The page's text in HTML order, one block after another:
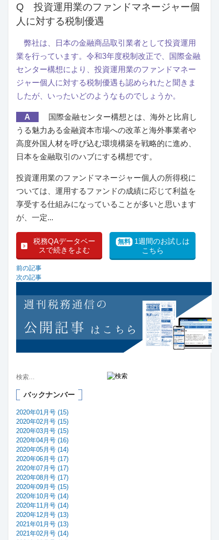
Q 投資運用業のファンドマネージャー個
人に対する税制優遇
弊社は、日本の金融商品取引業者として投資運用
業を行っています。令和3年度税制改正で、国際金融
センター構想により、投資運用業のファンドマネー
ジャー個人に対する税制優遇も認められたと聞きま
したが、いったいどのようなものでしょうか。
A
国際金融センター構想とは、海外と比肩し
うる魅力ある金融資本市場への改革と海外事業者や
高度外国人材を呼び込む環境構築を戦略的に進め、
日本を金融取引のハブにする構想です。
投資運用業のファンドマネージャー個人の所得税に
ついては、運用するファンドの成績に応じて利益を
享受する仕組みになっていることが多いと思います
が、一定...
税務QAデータベー
スで続きをよむ
無料 1週間のお試しは
こちら
前の記事
次の記事
バックナンバー
2020年01月号 (15)
2020年02月号 (15)
2020年03月号 (15)
2020年04月号 (16)
2020年05月号 (14)
2020年06月号 (17)
2020年07月号 (17)
2020年08月号 (17)
2020年09月号 (15)
2020年10月号 (14)
2020年11月号 (14)
2020年12月号 (13)
2021年01月号 (13)
2021年02月号 (14)